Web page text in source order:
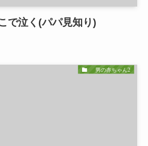
で泣く(パパ見知り)
男の赤ちゃん2